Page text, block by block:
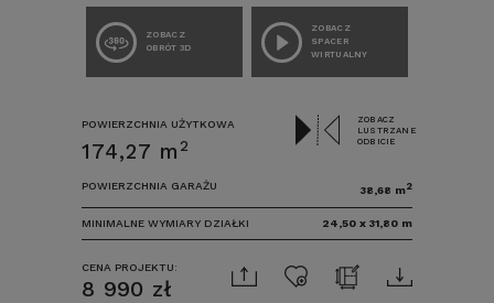
ZOBACZ
OBRÓT 3D
ZOBACZ
SPACER
WIRTUALNY
POWIERZCHNIA UŻYTKOWA
174,27 m 2
ZOBACZ
LUSTRZANE
ODBICIE
POWIERZCHNIA GARAŻU 38,68 m2
MINIMALNE WYMIARY DZIAŁKI 24,50 x 31,80 m
CENA PROJEKTU:
8 990 zł